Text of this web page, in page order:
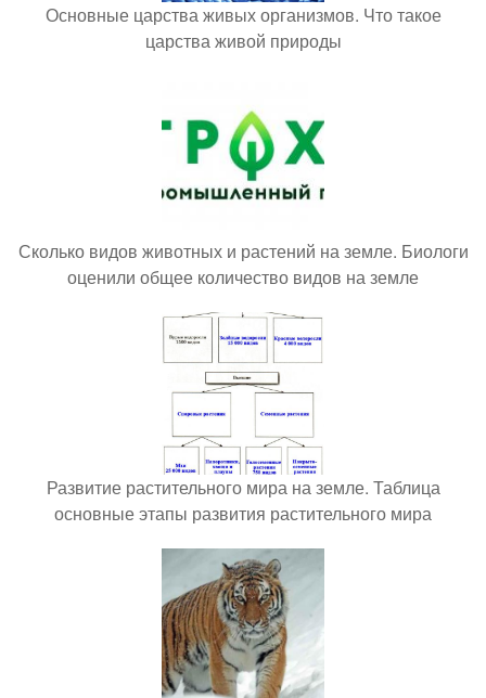
Основные царства живых организмов. Что такое
царства живой природы
Сколько видов животных и растений на земле. Биологи
оценили общее количество видов на земле
Развитие растительного мира на земле. Таблица
основные этапы развития растительного мира